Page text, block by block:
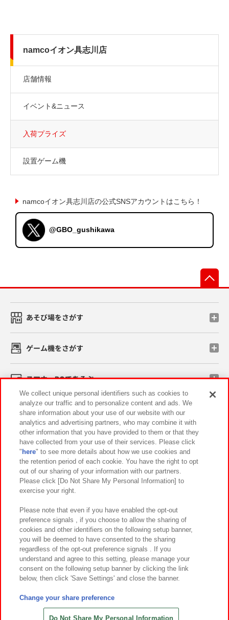
namcoイオン具志川店
店舗情報
イベント&ニュース
入荷プライズ
設置ゲーム機
namcoイオン具志川店の公式SNSアカウントはこちら！
@GBO_gushikawa
あそび場をさがす
ゲーム機をさがす
スマホ・PCであそぶ
イベント・キャンペーン
関連会社 サステナビリティ サイトポリシー
プライバシーポリシー ウェブアクセシビリティ方針と検証結果
お取引先さまとともに
カスタマーハラスメント対応方針 よくあるご質問・お問い合わせ
©Bandai Namco Amusement Inc.
©Bandai Namco Amusement Lab Inc.
©HANAYASHIKI Co., Ltd. All Rights Reserved.
We collect unique personal identifiers such as cookies to
analyze our traffic and to personalize content and ads. We
share information about your use of our website with our
analytics and advertising partners, who may combine it with
other information that you have provided to them or that they
have collected from your use of their services. Please click
" here" to see more details about how we use cookies and
the retention period of each cookie. You have the right to opt
out of our sharing of your information with our partners.
Please click [Do Not Share My Personal Information] to
exercise your right.
Please note that even if you have enabled the opt-out
preference signals , if you choose to allow the sharing of
cookies and other identifiers on the following setup banner,
you will be deemed to have consented to the sharing
regardless of the opt-out preference signals . If you
understand and agree to this setting, please manage your
consent on the following setup banner by clicking the link
below, then click 'Save Settings' and close the banner.
Change your share preference
Do Not Share My Personal Information